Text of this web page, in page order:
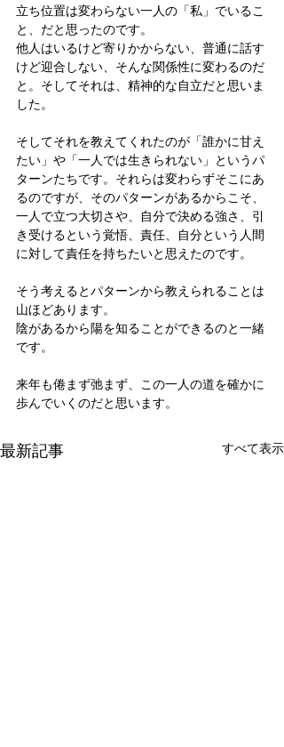
立ち位置は変わらない一人の「私」でいるこ
と、だと思ったのです。
他人はいるけど寄りかからない、普通に話す
けど迎合しない、そんな関係性に変わるのだ
と。そしてそれは、精神的な自立だと思いま
した。
そしてそれを教えてくれたのが「誰かに甘え
たい」や「一人では生きられない」というパ
ターンたちです。それらは変わらずそこにあ
るのですが、そのパターンがあるからこそ、
一人で立つ大切さや、自分で決める強さ、引
き受けるという覚悟、責任、自分という人間
に対して責任を持ちたいと思えたのです。
そう考えるとパターンから教えられることは
山ほどあります。
陰があるから陽を知ることができるのと一緒
です。
来年も倦まず弛まず、この一人の道を確かに
歩んでいくのだと思います。
最新記事 すべて表示